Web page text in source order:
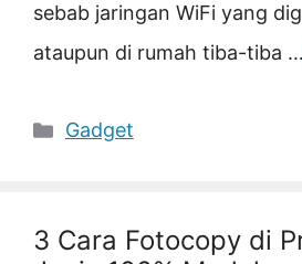
sebab jaringan WiFi yang
ataupun di rumah tiba-tiba …
Categories
Gadget
3 Cara Fotocopy di